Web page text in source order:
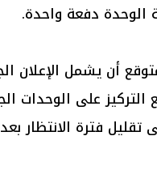
دفعة واحدة.
أن يشمل الإعلان
على الوحدات
تقليل فترة الانتظار